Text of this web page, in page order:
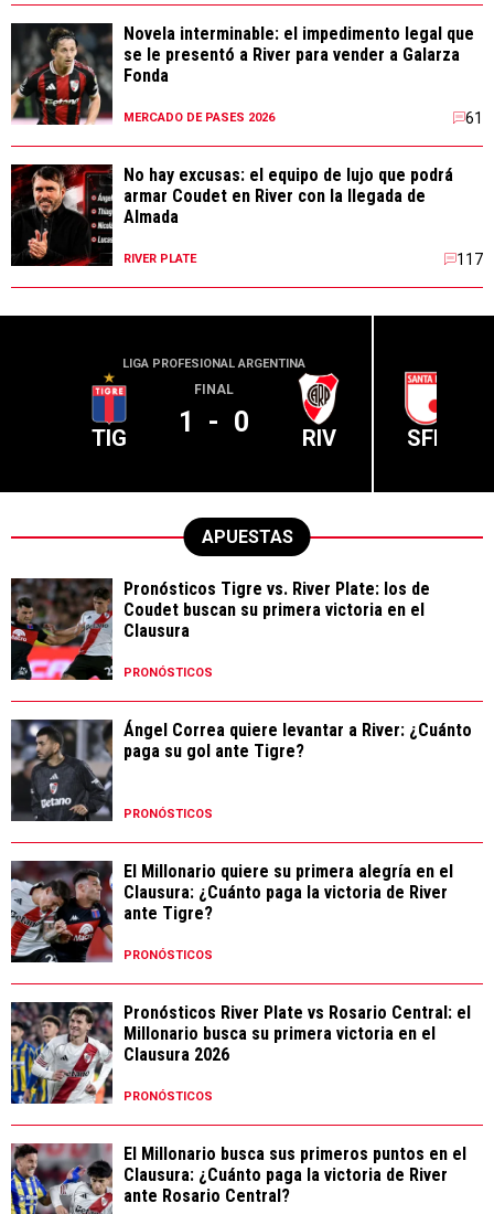
Novela interminable: el impedimento legal que
se le presentó a River para vender a Galarza
Fonda
MERCADO DE PASES 2026 61
No hay excusas: el equipo de lujo que podrá
armar Coudet en River con la llegada de
Almada
RIVER PLATE 117
LIGA PROFESIONAL ARGENTINA
TIG
FINAL
1 - 0 RIV SFE
APUESTAS
Pronósticos Tigre vs. River Plate: los de
Coudet buscan su primera victoria en el
Clausura
PRONÓSTICOS
Ángel Correa quiere levantar a River: ¿Cuánto
paga su gol ante Tigre?
PRONÓSTICOS
El Millonario quiere su primera alegría en el
Clausura: ¿Cuánto paga la victoria de River
ante Tigre?
PRONÓSTICOS
Pronósticos River Plate vs Rosario Central: el
Millonario busca su primera victoria en el
Clausura 2026
PRONÓSTICOS
El Millonario busca sus primeros puntos en el
Clausura: ¿Cuánto paga la victoria de River
ante Rosario Central?